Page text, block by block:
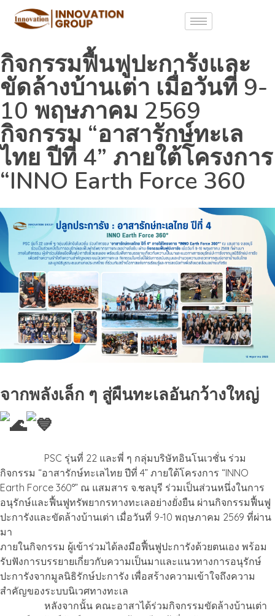
กิจกรรมฟื้นฟูปะการังและ
ขัดล้างบ้านเต่า เมื่อวันที่ 9-
10 พฤษภาคม 2569
กิจกรรม “อาสารักษ์ทะเล
ไทย ปีที่ 4” ภายใต้โครงการ
“INNO Earth Force 360
จากพลังเล็ก ๆ สู่ผืนทะเลอันกว้างใหญ่
PSC รุ่นที่ 22 และพี่ ๆ กลุ่มบริษัทอินโนเวชั่น ร่วม
กิจกรรม “อาสารักษ์ทะเลไทย ปีที่ 4” ภายใต้โครงการ “INNO
Earth Force 360°” ณ แสมสาร จ.ชลบุรี ร่วมเป็นส่วนหนึ่งในการ
อนุรักษ์และฟื้นฟูทรัพยากรทางทะเลอย่างยั่งยืน ผ่านกิจกรรมฟื้นฟู
ปะการังและขัดล้างบ้านเต่า เมื่อวันที่ 9-10 พฤษภาคม 2569 ที่ผ่าน
มา
ภายในกิจกรรม ผู้เข้าร่วมได้ลงมือฟื้นฟูปะการังด้วยตนเอง พร้อม
รับฟังการบรรยายเกี่ยวกับความเป็นมาและแนวทางการอนุรักษ์
ปะการังจากมูลนิธิรักษ์ปะการัง เพื่อสร้างความเข้าใจถึงความ
สำคัญของระบบนิเวศทางทะเล
หลังจากนั้น คณะอาสาได้ร่วมกิจกรรมขัดล้างบ้านเต่า